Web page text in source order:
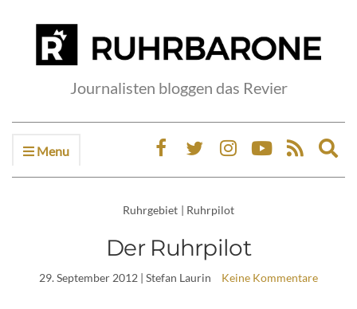
Journalisten bloggen das Revier
Menu
Ruhrgebiet | Ruhrpilot
Der Ruhrpilot
29. September 2012 | Stefan Laurin Keine Kommentare